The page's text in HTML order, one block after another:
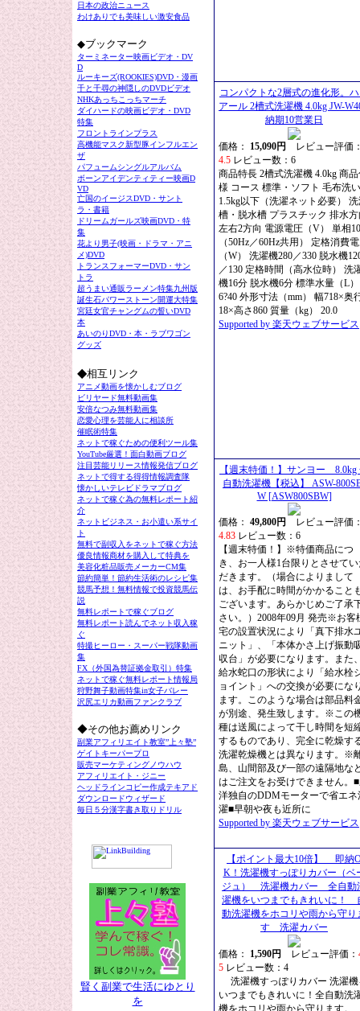
日本の政治ニュース
わけありでも美味しい激安食品
◆ブックマーク
ターミネーター映画ビデオ・DV
D
ルーキーズ(ROOKIES)DVD・漫画
千と千尋の神隠しのDVDビデオ
NHKあっちこっちマーチ
ダイハードの映画ビデオ・DVD
特集
フロントラインプラス
高機能マスク新型豚インフルエン
ザ
パフュームシングルアルバム
ボーンアイデンティティー映画D
VD
亡国のイージスDVD・サント
ラ・書籍
ドリームガールズ映画DVD・特
集
花より男子(映画・ドラマ・アニ
メ)DVD
トランスフォーマーDVD・サン
トラ
超うまい通販ラーメン特集九州版
誕生石パワーストーン開運大特集
宮廷女官チャングムの誓いDVD
本
あいのりDVD・本・ラブワゴン
グッズ
◆相互リンク
アニメ動画を懐かしむブログ
ビリヤード無料動画集
安倍なつみ無料動画集
恋愛心理を芸能人に相談所
催眠術特集
ネットで稼ぐための便利ツール集
YouTube厳選！面白動画ブログ
注目芸能リリース情報発信ブログ
ネットで得する得得情報調査隊
懐かしいテレビドラマブログ
ネットで稼ぐ為の無料レポート紹
介
ネットビジネス・お小遣い系サイ
ト
無料で副収入をネットで稼ぐ方法
優良情報商材を購入して特典を
美容化粧品販売メーカーCM集
節約簡単！節約生活術のレシピ集
競馬予想！無料情報で投資競馬伝
説
無料レポートで稼ぐブログ
無料レポート読んでネット収入稼
ぐ
特撮ヒーロー・スーパー戦隊動画
集
FX（外国為替証拠金取引）特集
ネットで稼ぐ無料レポート情報局
狩野舞子動画特集in女子バレー
沢尻エリカ動画ファンクラブ
◆その他お薦めリンク
副業アフィリエイト教室”上々塾”
ゲイトキーパープロ
販売マーケティングノウハウ
アフィリエイト・ジニー
ヘッドラインコピー作成テキアド
ダウンロードウィザード
毎日５分漢字書き取りドリル
賢く副業で生活にゆとり
を
コンパクトな2層式の進化形。
アール 2槽式洗濯機 4.0kg JW-
納期10営業日
価格： 15,090円
レビュー評価
4.5 レビュー数：6
商品特長 2槽式洗濯機 4.0kg 商
様 コース 標準・ソフト 毛布洗い
1.5kg以下（洗濯ネット必要）
槽・脱水槽 プラスチック 排水
左右2方向 電源電圧（V） 単相
（50Hz／60Hz共用） 定格消費
（W） 洗濯機280／330 脱水機
／130 定格時間（高水位時） 洗
機16分 脱水機6分 標準水量（L
6?40 外形寸法（mm） 幅718×奥
18×高さ860 質量（kg） 20.0
Supported by 楽天ウェブサービス
【週末特価！】サンヨー 8.0kg
自動洗濯機【税込】 ASW-
W [ASW800SBW]
価格： 49,800円
レビュー評価
4.83 レビュー数：6
【週末特価！】※特価商品につ
き、お一人様1台限りとさせて
だきます。（場合によりまして
は、お手配に時間がかかること
ございます。あらかじめご了承
さい。）2008年09月 発売※お客
宅の設置状況により「真下排水
ニット」、「本体かさ上げ振動
収台」が必要になります。また
給水蛇口の形状により「給水栓
ョイント」への交換が必要にな
ます。このような場合は部品料
が別途、発生致します。※この
種は送風によって干し時間を短
するものであり、完全に乾燥す
洗濯乾燥機とは異なります。※
島、山間部及び一部の遠隔地な
はご注文をお受けできません。
洋独自のDDMモーターで省エネ
濯■早朝や夜も近所に
Supported by 楽天ウェブサービス
【ポイント最大10倍】 即納
K！洗濯機すっぽりカバー（ベ
ジュ） 洗濯機カバー 全自動
濯機をいつまでもきれいに！
動洗濯機をホコリや雨から守り
す 洗濯カバー
価格： 1,590円 レビュー評価：
5 レビュー数：4
洗濯機すっぽりカバー 洗濯機
いつまでもきれいに！全自動洗
機をホコリや雨から守ります。